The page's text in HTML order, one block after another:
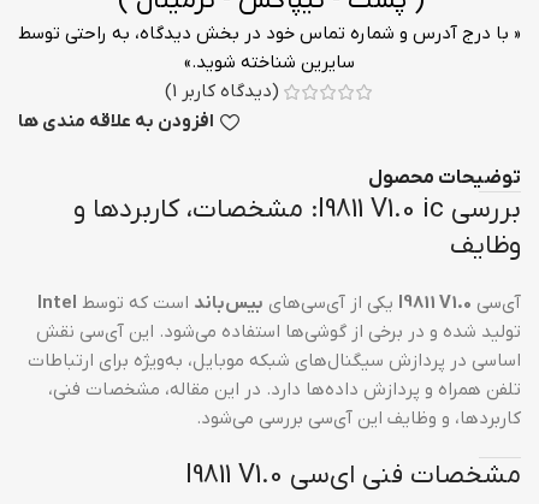
« با درج آدرس و شماره تماس خود در بخش دیدگاه، به راحتی توسط
سایرین شناخته شوید.»
(دیدگاه کاربر 1
)
افزودن به علاقه مندی ها
توضیحات محصول
بررسی I9811 V1.0 ic: مشخصات، کاربردها و
وظایف
آی‌سی I9811 V1.0 یکی از آی‌سی‌های بیس‌باند است که توسط Intel
تولید شده و در برخی از گوشی‌ها استفاده می‌شود. این آی‌سی نقش
اساسی در پردازش سیگنال‌های شبکه موبایل، به‌ویژه برای ارتباطات
تلفن همراه و پردازش داده‌ها دارد. در این مقاله، مشخصات فنی،
کاربردها، و وظایف این آی‌سی بررسی می‌شود.
مشخصات فنی ای‌سی I9811 V1.0